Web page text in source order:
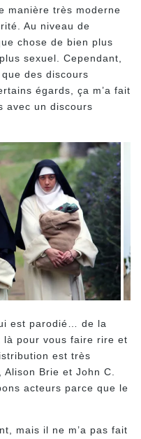
manière très moderne
Au niveau de
chose de bien plus
sexuel. Cependant,
des discours
égards, ça m’a fait
avec un discours
est parodié… de la
pour vous faire rire et
est très
Brie et John C.
acteurs parce que le
mais il ne m’a pas fait